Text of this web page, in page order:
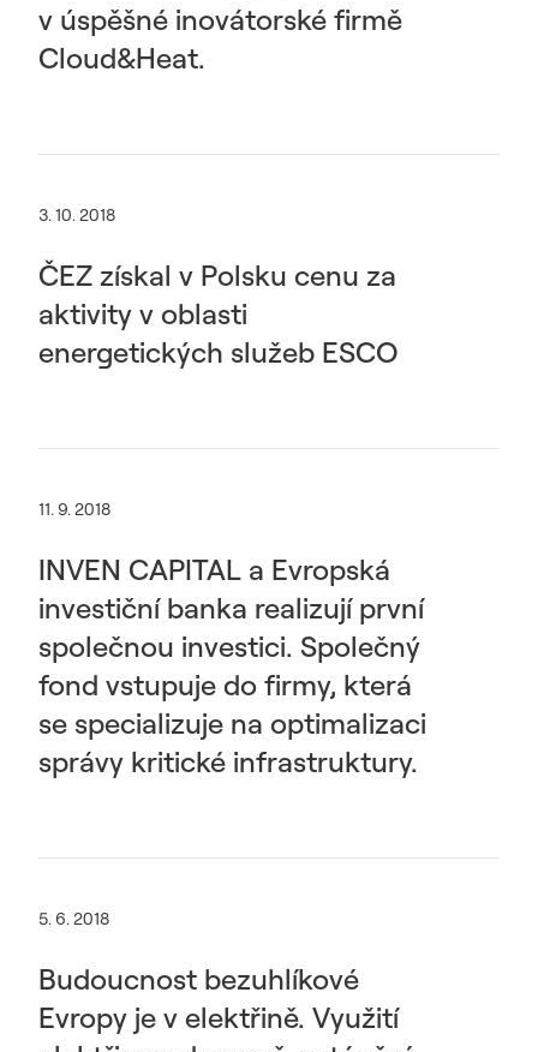
v úspěšné inovátorské firmě
Cloud&Heat.
3. 10. 2018
ČEZ získal v Polsku cenu za
aktivity v oblasti
energetických služeb ESCO
11. 9. 2018
INVEN CAPITAL a Evropská
investiční banka realizují první
společnou investici. Společný
fond vstupuje do firmy, která
se specializuje na optimalizaci
správy kritické infrastruktury.
5. 6. 2018
Budoucnost bezuhlíkové
Evropy je v elektřině. Využití